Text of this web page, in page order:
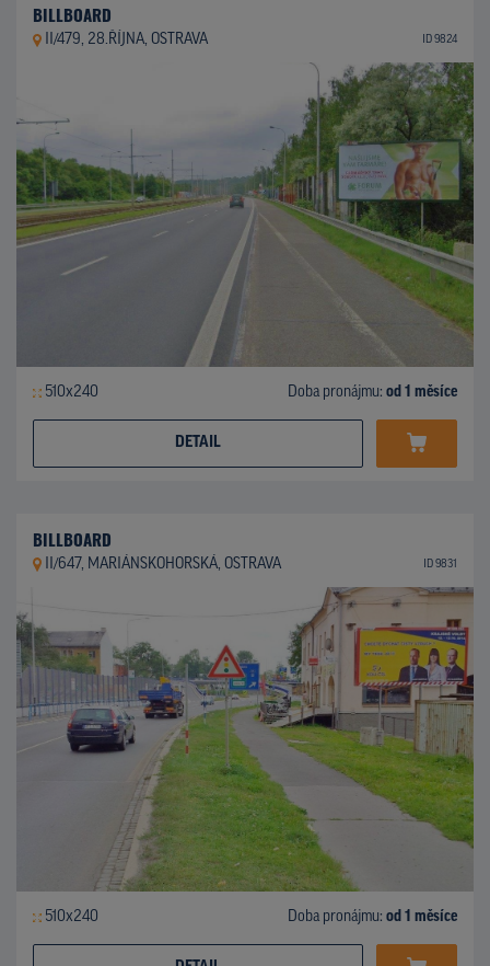
BILLBOARD
II/479, 28.ŘÍJNA, OSTRAVA ID 9824
510x240 Doba pronájmu: od 1 měsíce
DETAIL
BILLBOARD
II/647, MARIÁNSKOHORSKÁ, OSTRAVA ID 9831
510x240 Doba pronájmu: od 1 měsíce